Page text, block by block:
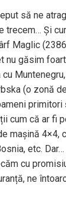
să ne
trecem… Și
Maglic
nu găsim
(o zonă
cum că ar fi
mașină 4×4,
etc.
cu
ne